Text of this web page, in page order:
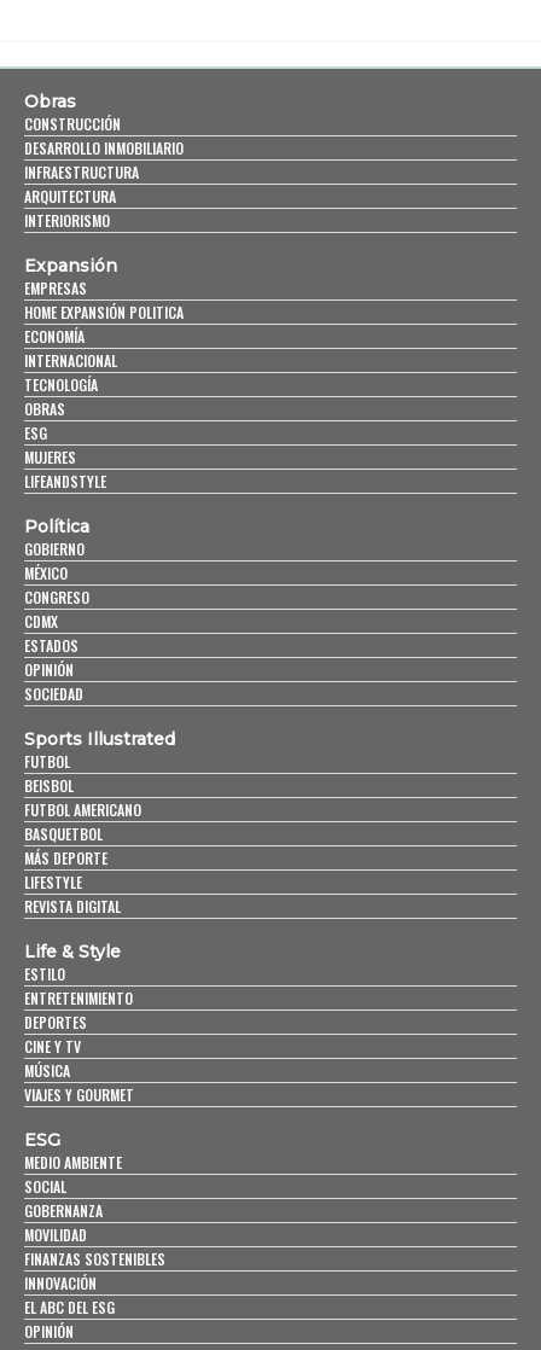
Obras
CONSTRUCCIÓN
DESARROLLO INMOBILIARIO
INFRAESTRUCTURA
ARQUITECTURA
INTERIORISMO
Expansión
EMPRESAS
HOME EXPANSIÓN POLITICA
ECONOMÍA
INTERNACIONAL
TECNOLOGÍA
OBRAS
ESG
MUJERES
LIFEANDSTYLE
Política
GOBIERNO
MÉXICO
CONGRESO
CDMX
ESTADOS
OPINIÓN
SOCIEDAD
Sports Illustrated
FUTBOL
BEISBOL
FUTBOL AMERICANO
BASQUETBOL
MÁS DEPORTE
LIFESTYLE
REVISTA DIGITAL
Life & Style
ESTILO
ENTRETENIMIENTO
DEPORTES
CINE Y TV
MÚSICA
VIAJES Y GOURMET
ESG
MEDIO AMBIENTE
SOCIAL
GOBERNANZA
MOVILIDAD
FINANZAS SOSTENIBLES
INNOVACIÓN
EL ABC DEL ESG
OPINIÓN